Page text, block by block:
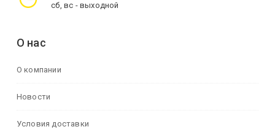
сб, вс - выходной
О нас
О компании
Новости
Условия доставки